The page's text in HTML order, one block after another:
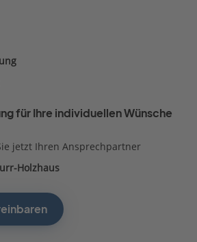
für Ihre individuellen Wünsche
jetzt Ihren Ansprechpartner
Holzhaus